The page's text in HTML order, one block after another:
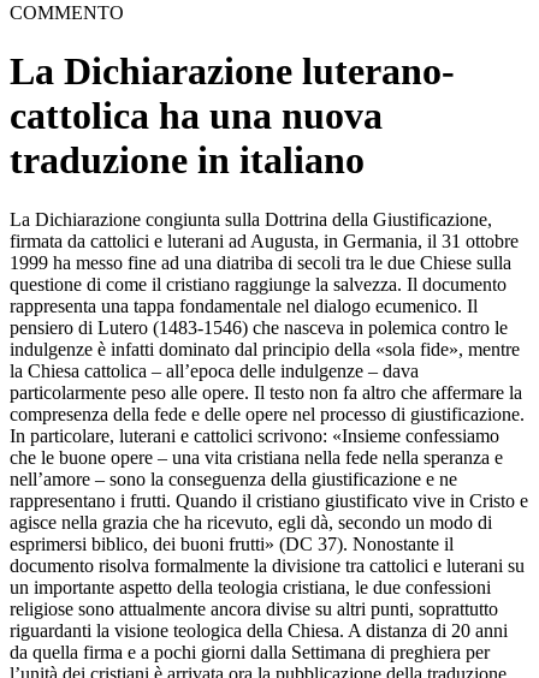
COMMENTO
La Dichiarazione luterano-
cattolica ha una nuova
traduzione in italiano
La Dichiarazione congiunta sulla Dottrina della Giustificazione,
firmata da cattolici e luterani ad Augusta, in Germania, il 31 ottobre
1999 ha messo fine ad una diatriba di secoli tra le due Chiese sulla
questione di come il cristiano raggiunge la salvezza. Il documento
rappresenta una tappa fondamentale nel dialogo ecumenico. Il
pensiero di Lutero (1483-1546) che nasceva in polemica contro le
indulgenze è infatti dominato dal principio della «sola fide», mentre
la Chiesa cattolica – all’epoca delle indulgenze – dava
particolarmente peso alle opere. Il testo non fa altro che affermare la
compresenza della fede e delle opere nel processo di giustificazione.
In particolare, luterani e cattolici scrivono: «Insieme confessiamo
che le buone opere – una vita cristiana nella fede nella speranza e
nell’amore – sono la conseguenza della giustificazione e ne
rappresentano i frutti. Quando il cristiano giustificato vive in Cristo e
agisce nella grazia che ha ricevuto, egli dà, secondo un modo di
esprimersi biblico, dei buoni frutti» (DC 37). Nonostante il
documento risolva formalmente la divisione tra cattolici e luterani su
un importante aspetto della teologia cristiana, le due confessioni
religiose sono attualmente ancora divise su altri punti, soprattutto
riguardanti la visione teologica della Chiesa. A distanza di 20 anni
da quella firma e a pochi giorni dalla Settimana di preghiera per
l’unità dei cristiani è arrivata ora la pubblicazione della traduzione